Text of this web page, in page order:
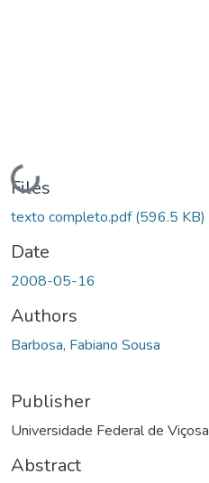
Loading...
Files
texto completo.pdf(596.5 KB)
Date
2008-05-16
Authors
Barbosa, Fabiano Sousa
Publisher
Universidade Federal de Viçosa
Abstract